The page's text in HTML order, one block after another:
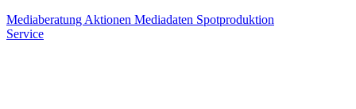
Mediaberatung Aktionen Mediadaten Spotproduktion
Service